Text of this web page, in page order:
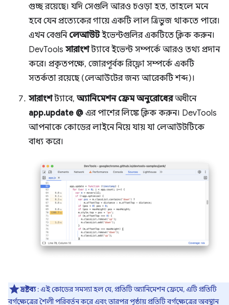
গুচ্ছ রয়েছে। যদি সেগুলি আরও চওড়া হত, তাহলে মনে
হবে যেন প্রত্যেকের গায়ে একটি লাল ত্রিভুজ থাকতে পারে।
এখন বেগুনি লেআউটইভেন্টগুলির একটিতে ক্লিক করুন।
DevTools সারাংশট্যাবে ইভেন্ট সম্পর্কে আরও তথ্য প্রদান
করে। প্রকৃতপক্ষে, জোরপূর্বক রিফ্লো সম্পর্কে একটি
সতর্কতা রয়েছে (লেআউটের জন্য আরেকটি শব্দ)।
সারাংশট্যাবে, অ্যানিমেশন ফ্রেম অনুরোধেরঅধীনে
app.update @ এর পাশের লিঙ্কে ক্লিক করুন। DevTools
আপনাকে কোডের লাইনে নিয়ে যায় যা লেআউটটিকে
বাধ্য করে।
দ্রষ্টব্য: এই কোডের সমস্যা হল যে, প্রতিটি অ্যানিমেশন ফ্রেমে, এটি প্রতিটি
বর্গক্ষেত্রের শৈলী পরিবর্তন করে এবং তারপর পৃষ্ঠায় প্রতিটি বর্গক্ষেত্রের অবস্থান